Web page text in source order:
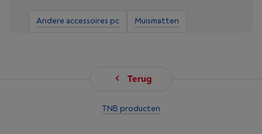
Andere accessoires pc Muismatten
Terug
TNB producten